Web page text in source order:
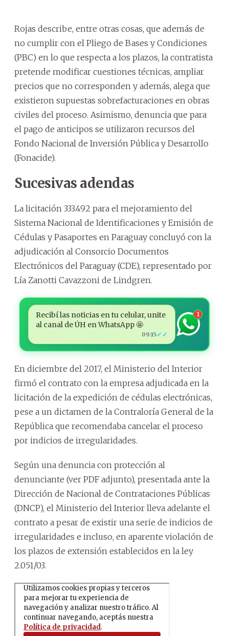
Rojas describe, entre otras cosas, que además de
no cumplir con el Pliego de Bases y Condiciones
(PBC) en lo que respecta a los plazos, la contratista
pretende modificar cuestiones técnicas, ampliar
precios que no corresponden y además, alega que
existieron supuestas sobrefacturaciones en obras
civiles del proceso. Asimismo, denuncia que para
el pago de anticipos se utilizaron recursos del
Fondo Nacional de Inversión Pública y Desarrollo
(Fonacide).
Sucesivas adendas
La licitación 333.492 para el mejoramiento del
Sistema Nacional de Identificaciones y Emisión de
Cédulas y Pasaportes en Paraguay concluyó con la
adjudicación al Consorcio Documentos
Electrónicos del Paraguay (CDE), representado por
Lía Zanotti Cavazzoni de Lindgren.
Recibí las noticias en tu celular, unite
al canal de ÚH en WhatsApp 🤩
09:15✓✓
1
En diciembre del 2017, el Ministerio del Interior
firmó el contrato con la empresa adjudicada en la
licitación de la expedición de cédulas electrónicas,
pese a un dictamen de la Contraloría General de la
República que recomendaba cancelar el proceso
por indicios de irregularidades.
Según una denuncia con protección al
denunciante (ver PDF adjunto), presentada ante la
Dirección de Nacional de Contrataciones Públicas
(DNCP), el Ministerio del Interior lleva adelante el
contrato a pesar de existir una serie de indicios de
irregularidades e incluso, en aparente violación de
los plazos de extensión establecidos en la ley
2.051/03.